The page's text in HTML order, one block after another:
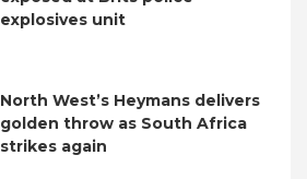
explosives unit
North West’s Heymans delivers
golden throw as South Africa
strikes again